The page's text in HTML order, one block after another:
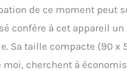
de ce moment peut
confère à cet appareil
Sa taille compacte (90 x
cherchent à